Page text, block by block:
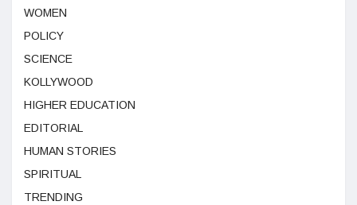
WOMEN
POLICY
SCIENCE
KOLLYWOOD
HIGHER EDUCATION
EDITORIAL
HUMAN STORIES
SPIRITUAL
TRENDING